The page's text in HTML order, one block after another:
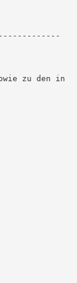
zu den in